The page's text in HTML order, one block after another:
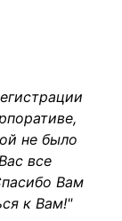
не было
все
Вам
к Вам!"